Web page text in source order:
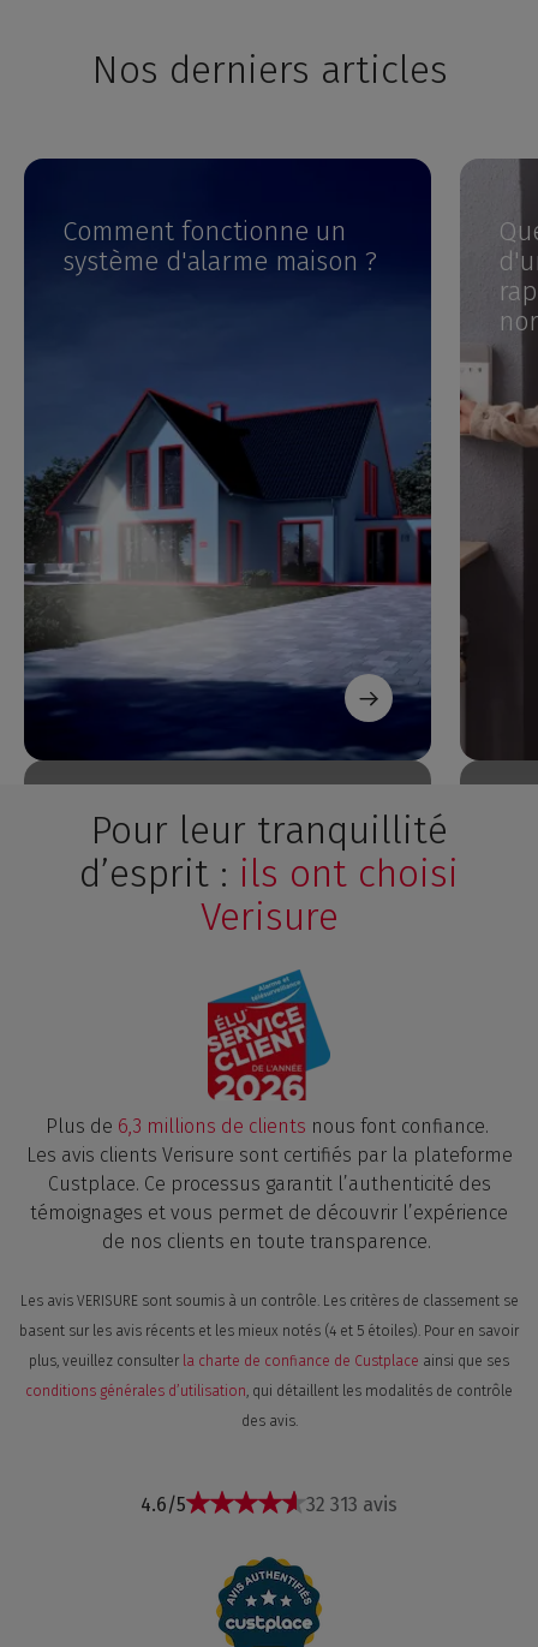
Nos derniers articles
Comment fonctionne un
système d'alarme maison ?
Pour leur tranquillité
d’esprit : ils ont choisi
Verisure
Plus de 6,3 millions de clients nous font confiance.
Les avis clients Verisure sont certifiés par la plateforme
Custplace. Ce processus garantit l’authenticité des
témoignages et vous permet de découvrir l’expérience
de nos clients en toute transparence.
Les avis VERISURE sont soumis à un contrôle. Les critères de classement se
basent sur les avis récents et les mieux notés (4 et 5 étoiles). Pour en savoir
plus, veuillez consulter la charte de confiance de Custplace ainsi que ses
conditions générales d’utilisation, qui détaillent les modalités de contrôle
des avis.
4.6/5 32 313 avis